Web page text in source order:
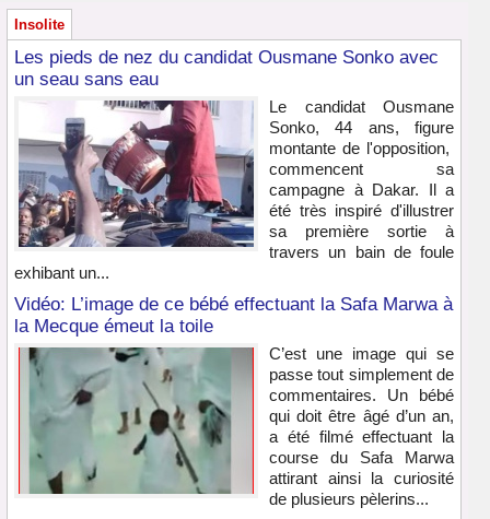
Insolite
Les pieds de nez du candidat Ousmane Sonko avec
un seau sans eau
Le candidat Ousmane
Sonko, 44 ans, figure
montante de l'opposition,
commencent sa
campagne à Dakar. Il a
été très inspiré d'illustrer
sa première sortie à
travers un bain de foule
exhibant un...
Vidéo: L’image de ce bébé effectuant la Safa Marwa à
la Mecque émeut la toile
C’est une image qui se
passe tout simplement de
commentaires. Un bébé
qui doit être âgé d’un an,
a été filmé effectuant la
course du Safa Marwa
attirant ainsi la curiosité
de plusieurs pèlerins...